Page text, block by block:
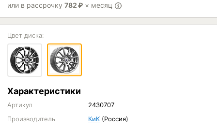
или в рассрочку 782₽ × месяц
Цвет диска:
Характеристики
Артикул
2430707
Производитель
КиК (Россия)